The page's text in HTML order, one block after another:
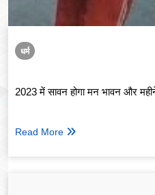
धर्म
2023 में सावन होगा मन भावन और
Read More